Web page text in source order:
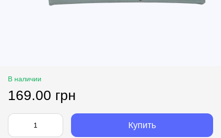
В наличии
169.00 грн
Купить